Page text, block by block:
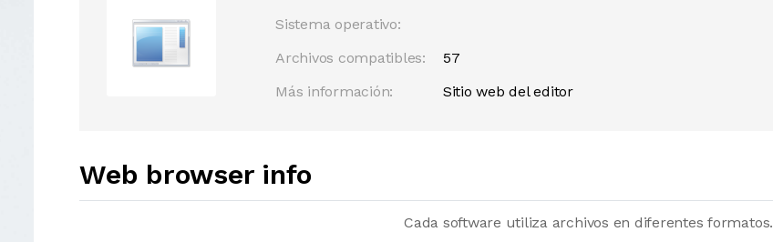
Sistema operativo:
Archivos compatibles:
57
Más información:
Sitio web del editor
Web browser info
Cada software utiliza archivos en diferentes formatos.